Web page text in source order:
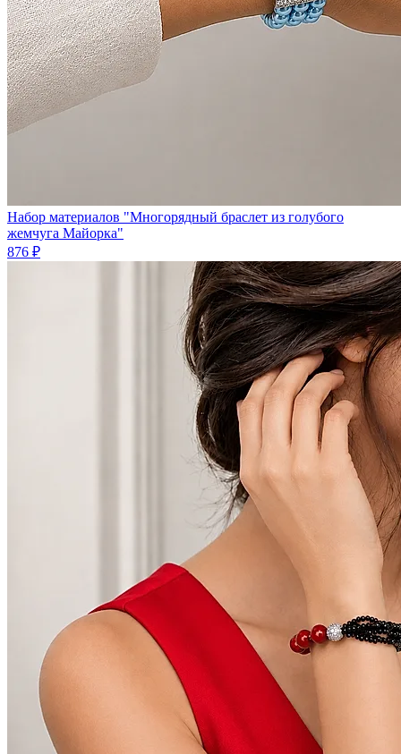
Набор материалов "Многорядный браслет из голубого
жемчуга Майорка"
876 ₽